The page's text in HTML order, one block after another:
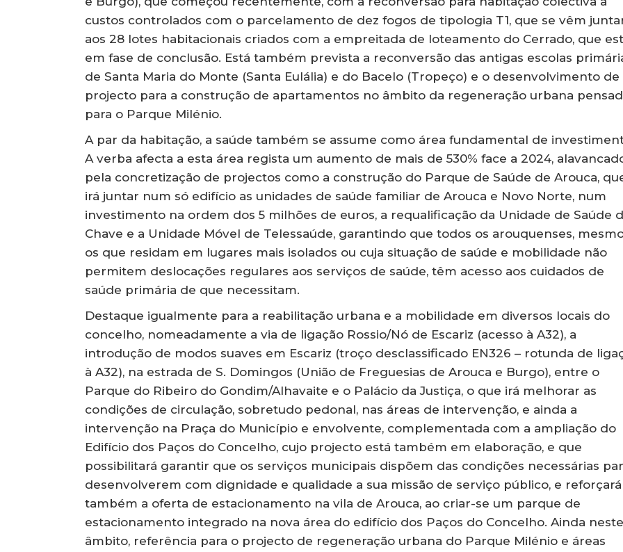
custos controlados com o parcelamento de dez fogos de tipologia T1, que se vêm
aos 28 lotes habitacionais criados com a empreitada de loteamento do Cerrado, que
em fase de conclusão. Está também prevista a reconversão das antigas escolas
de Santa Maria do Monte (Santa Eulália) e do Bacelo (Tropeço) e o desenvolvimento de
projecto para a construção de apartamentos no âmbito da regeneração urbana
para o Parque Milénio.
A par da habitação, a saúde também se assume como área fundamental de
A verba afecta a esta área regista um aumento de mais de 530% face a 2024,
pela concretização de projectos como a construção do Parque de Saúde de Arouca,
irá juntar num só edifício as unidades de saúde familiar de Arouca e Novo Norte, num
investimento na ordem dos 5 milhões de euros, a requalificação da Unidade de Saúde
Chave e a Unidade Móvel de Telessaúde, garantindo que todos os arouquenses,
os que residam em lugares mais isolados ou cuja situação de saúde e mobilidade não
permitem deslocações regulares aos serviços de saúde, têm acesso aos cuidados de
saúde primária de que necessitam.
Destaque igualmente para a reabilitação urbana e a mobilidade em diversos locais do
concelho, nomeadamente a via de ligação Rossio/Nó de Escariz (acesso à A32), a
introdução de modos suaves em Escariz (troço desclassificado EN326 – rotunda de
à A32), na estrada de S. Domingos (União de Freguesias de Arouca e Burgo), entre o
Parque do Ribeiro do Gondim/Alhavaite e o Palácio da Justiça, o que irá melhorar as
condições de circulação, sobretudo pedonal, nas áreas de intervenção, e ainda a
intervenção na Praça do Município e envolvente, complementada com a ampliação do
Edifício dos Paços do Concelho, cujo projecto está também em elaboração, e que
possibilitará garantir que os serviços municipais dispõem das condições necessárias
desenvolverem com dignidade e qualidade a sua missão de serviço público, e reforçará
também a oferta de estacionamento na vila de Arouca, ao criar-se um parque de
estacionamento integrado na nova área do edifício dos Paços do Concelho. Ainda neste
âmbito, referência para o projecto de regeneração urbana do Parque Milénio e áreas